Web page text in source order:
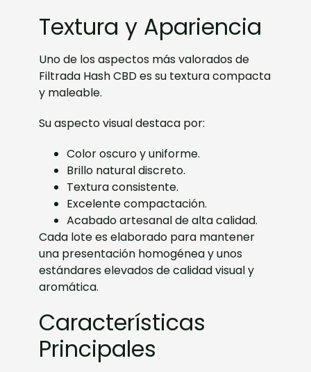
Textura y Apariencia
Uno de los aspectos más valorados de
Filtrada Hash CBD es su textura compacta
y maleable.
Su aspecto visual destaca por:
Color oscuro y uniforme.
Brillo natural discreto.
Textura consistente.
Excelente compactación.
Acabado artesanal de alta calidad.
Cada lote es elaborado para mantener
una presentación homogénea y unos
estándares elevados de calidad visual y
aromática.
Características
Principales